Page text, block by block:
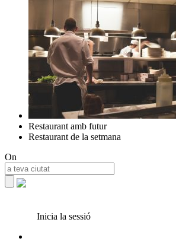
Restaurant amb futur
Restaurant de la setmana
On
Inicia la sessió